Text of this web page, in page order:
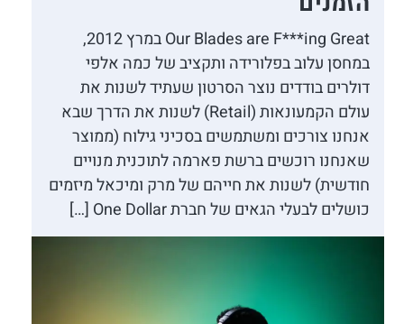
Our Blades are F***ing Great במרץ 2012,
במחסן עלוב בפלורידה ותקציב של כמה אלפי
דולרים בודדים נוצר הסרטון שעתיד לשנות את
עולם הקמעונאות (Retail) לשנות את הדרך שבא
אנחנו צורכים ומשתמשים בסכיני גילוח (ממוצר
שאנחנו רוכשים ברשת פארמה לתוכנית מנויים
חודשית) לשנות את חייהם של מרק ומיכאל מיזמים
כושלים לבעלי הגאים של חברת One Dollar […]